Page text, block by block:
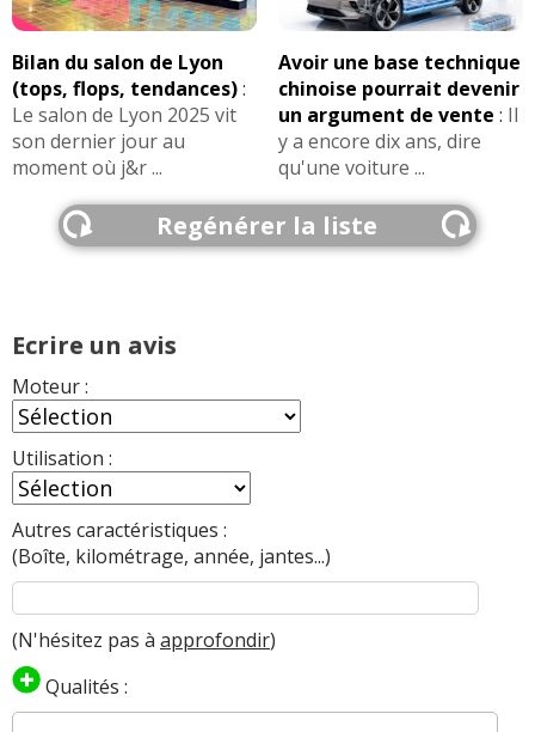
Bilan du salon de Lyon
(tops, flops, tendances):
Le salon de Lyon 2025 vit
son dernier jour au
moment où j&r ...
Avoir une base technique
chinoise pourrait devenir
un argument de vente : Il
y a encore dix ans, dire
qu'une voiture ...
Regénérer la liste
Ecrire un avis
Moteur :
Utilisation :
Autres caractéristiques :
(Boîte, kilométrage, année, jantes...)
(N'hésitez pas à approfondir)
Qualités :